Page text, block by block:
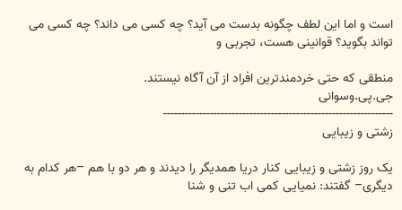
است و اما این لطف چگونه بدست می آید؟ چه کسی می داند؟ چه کسی می
تواند بگوید؟ قوانینی هست، تجربی و
منطقی که حتی خردمندترین افراد از آن آگاه نیستند.
جی.پی.وسوانی
----------------------------------------------------------------
زشتی و زیبایی
یک روز زشتی و زیبایی کنار دریا همدیگر را دیدند و هر دو با هم –هر کدام به
دیگری– گفتند: نمیایی کمی اب تنی و شنا